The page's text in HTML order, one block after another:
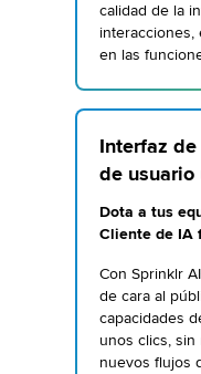
calidad de la
interacciones,
en las
Interfaz
de usuario
Dota a tus
Cliente de IA
Con Sprinklr
de cara al
capacidades
unos clics,
nuevos flujos